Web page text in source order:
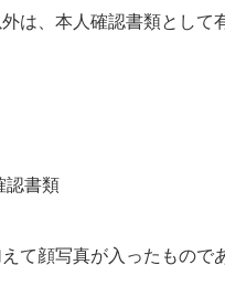
は、本人確認書類として
認書類
て顔写真が入ったもので